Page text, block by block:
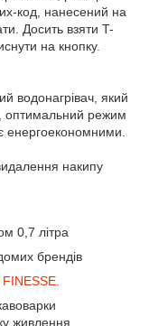
код, нанесений на
Досить взяти T-
на кнопку.
водонагрівач, який
оптимальний режим
енергоекономними.
накипу
0,7 літра
брендів
живлення.